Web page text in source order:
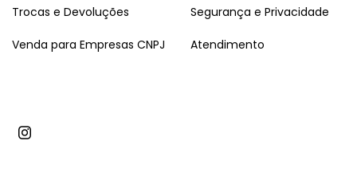
Trocas e Devoluções Segurança e Privacidade
Venda para Empresas CNPJ Atendimento